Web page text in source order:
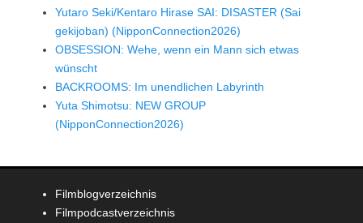
Yutaro Seki/Kentaro Hirase SAI: DISASTER (Sai
gekijoban) (NipponConnection2026)
OBSESSION: Wehe, wenn ein Mann sich etwas
wünscht
BACKROOMS: Im unendlichen Labyrinth
Yuta Shimotsu: NEW GROUP
(NipponConnection2026)
Filmblogverzeichnis
Filmpodcastverzeichnis